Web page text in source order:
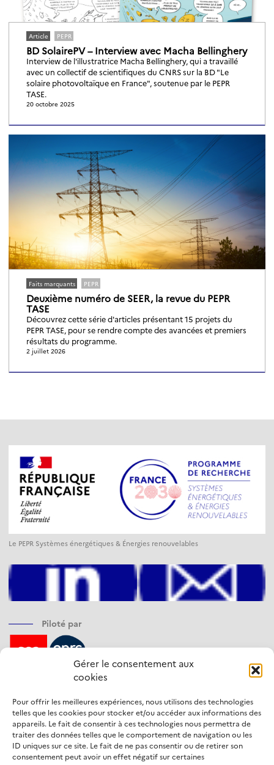
Gérer le consentement aux
cookies
Pour offrir les meilleures expériences, nous utilisons des technologies
telles que les cookies pour stocker et/ou accéder aux informations des
appareils. Le fait de consentir à ces technologies nous permettra de
traiter des données telles que le comportement de navigation ou les
ID uniques sur ce site. Le fait de ne pas consentir ou de retirer son
consentement peut avoir un effet négatif sur certaines
Article PEPR
BD SolairePV – Interview avec Macha Bellinghery
Interview de l'illustratrice Macha Bellinghery, qui a travaillé
avec un collectif de scientifiques du CNRS sur la BD "Le
solaire photovoltaïque en France", soutenue par le PEPR
TASE.
20 octobre 2025
Faits marquants PEPR
Deuxième numéro de SEER, la revue du PEPR
TASE
Découvrez cette série d'articles présentant 15 projets du
PEPR TASE, pour se rendre compte des avancées et premiers
résultats du programme.
2 juillet 2026
Le PEPR Systèmes énergétiques & Énergies renouvelables
Piloté par
Opéré par